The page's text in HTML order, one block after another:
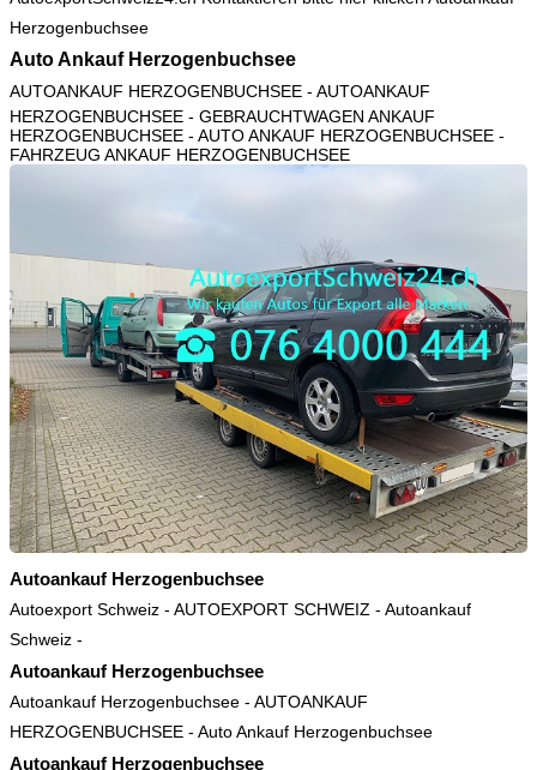
Herzogenbuchsee
Auto Ankauf Herzogenbuchsee
AUTOANKAUF HERZOGENBUCHSEE - AUTOANKAUF
HERZOGENBUCHSEE - GEBRAUCHTWAGEN ANKAUF
HERZOGENBUCHSEE - AUTO ANKAUF HERZOGENBUCHSEE -
FAHRZEUG ANKAUF HERZOGENBUCHSEE
Autoankauf Herzogenbuchsee
Autoexport Schweiz - AUTOEXPORT SCHWEIZ - Autoankauf
Schweiz -
Autoankauf Herzogenbuchsee
Autoankauf Herzogenbuchsee - AUTOANKAUF
HERZOGENBUCHSEE - Auto Ankauf Herzogenbuchsee
Autoankauf Herzogenbuchsee